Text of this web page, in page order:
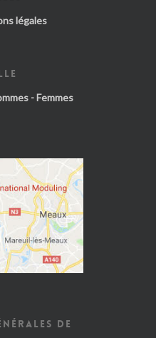
légales
- Femmes
DE